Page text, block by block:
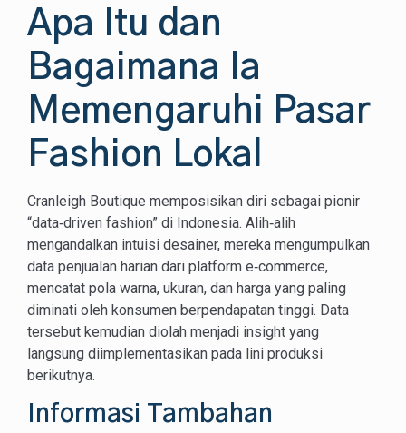
Apa Itu dan
Bagaimana Ia
Memengaruhi Pasar
Fashion Lokal
Cranleigh Boutique memposisikan diri sebagai pionir
“data‑driven fashion” di Indonesia. Alih‑alih
mengandalkan intuisi desainer, mereka mengumpulkan
data penjualan harian dari platform e‑commerce,
mencatat pola warna, ukuran, dan harga yang paling
diminati oleh konsumen berpendapatan tinggi. Data
tersebut kemudian diolah menjadi insight yang
langsung diimplementasikan pada lini produksi
berikutnya.
Informasi Tambahan